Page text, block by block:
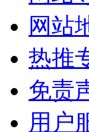
网站
热推
免责
用户